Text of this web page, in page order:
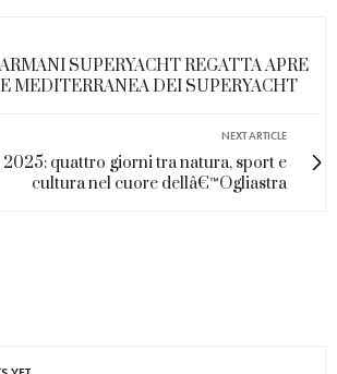
SUPERYACHT REGATTA APRE
MEDITERRANEA DEI SUPERYACHT
NEXT ARTICLE
2025: quattro giorni tra natura, sport e
cultura nel cuore dellâ€™Ogliastra